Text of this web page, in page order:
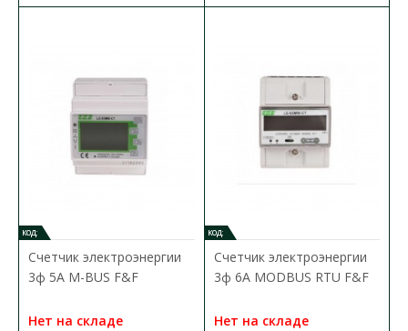
КОД:
Счетчик электроэнергии
3ф 5A M-BUS F&F
Нет на складе
КОД:
Счетчик электроэнергии
3ф 6A MODBUS RTU F&F
Нет на складе